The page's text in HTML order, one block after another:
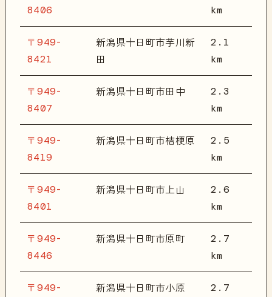
8406 km
〒949-
8421
新潟県十日町市芋川新
田
2.1
km
〒949-
8407
新潟県十日町市田中
2.3
km
〒949-
8419
新潟県十日町市桔梗原
2.5
km
〒949-
8401
新潟県十日町市上山
2.6
km
〒949-
8446
新潟県十日町市原町
2.7
km
〒949-
新潟県十日町市小原
2.7